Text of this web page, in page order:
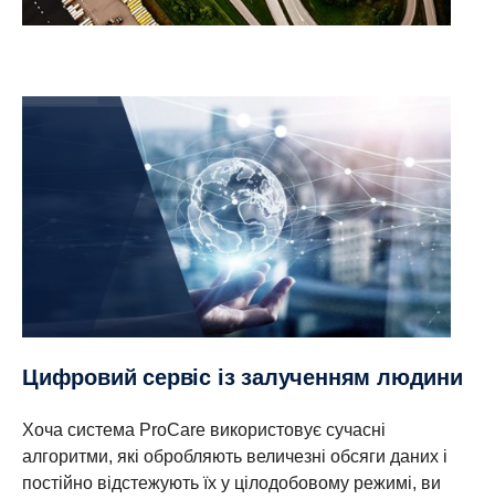
Цифровий сервіс із залученням людини
Хоча система ProCare використовує сучасні
алгоритми, які обробляють величезні обсяги даних і
постійно відстежують їх у цілодобовому режимі, ви